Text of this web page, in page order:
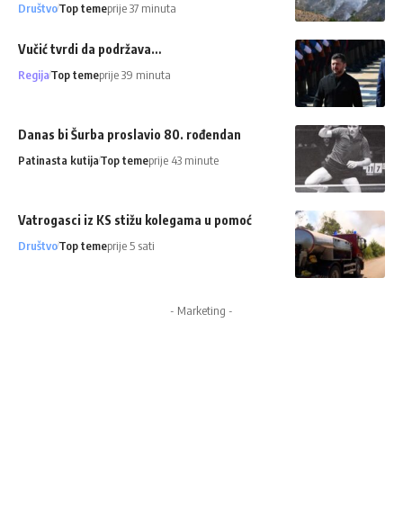
DruštvoTop temeprije 37 minuta
Vučić tvrdi da podržava…
RegijaTop temeprije 39 minuta
Danas bi Šurba proslavio 80. rođendan
Patinasta kutijaTop temeprije 43 minute
Vatrogasci iz KS stižu kolegama u pomoć
DruštvoTop temeprije 5 sati
- Marketing -